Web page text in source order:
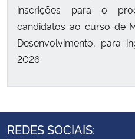
inscrições para o
candidatos ao curso de
Desenvolvimento, para
2026.
REDES SOCIAIS: